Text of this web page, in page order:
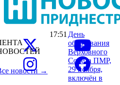
новости →
17:51 День
образования
Верховного
Совета ПМР,
29 ноября,
включён в